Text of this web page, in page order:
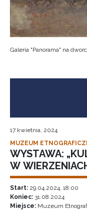
Galeria "Panorama" na
17 kwietnia, 2024
MUZEUM
WYSTAWA:
W
Start: 29.04.2024, 18:00
Koniec: 31.08.2024
Miejsce: Muzeum